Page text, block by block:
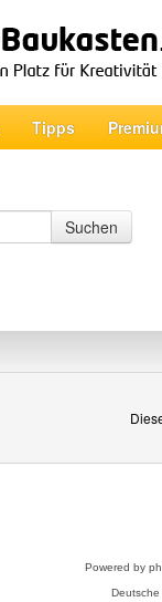
Tipps
Suchen
Powered by